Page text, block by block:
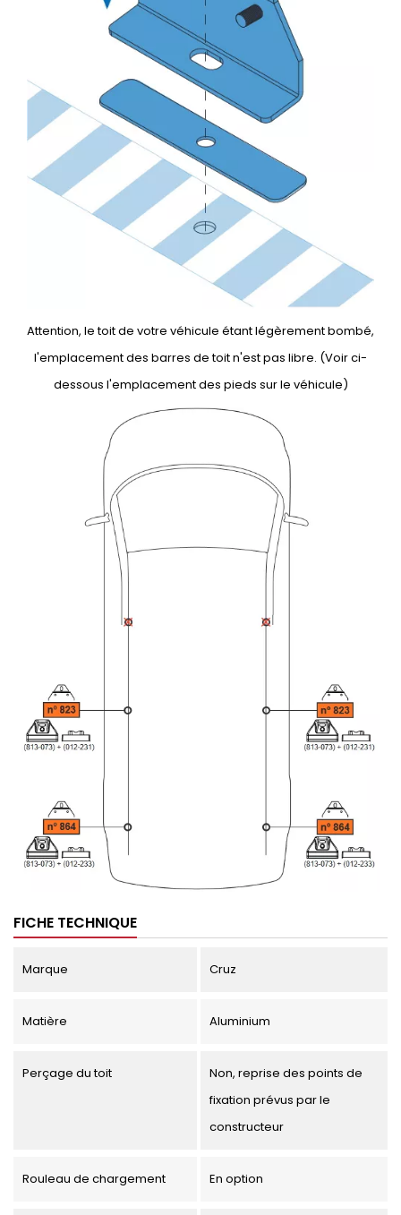
Attention, le toit de votre véhicule étant légèrement bombé,
l'emplacement des barres de toit n'est pas libre. (Voir ci-
dessous l'emplacement des pieds sur le véhicule)
FICHE TECHNIQUE
Marque Cruz
Matière Aluminium
Perçage du toit
Non, reprise des points de
fixation prévus par le
constructeur
Rouleau de chargement En option